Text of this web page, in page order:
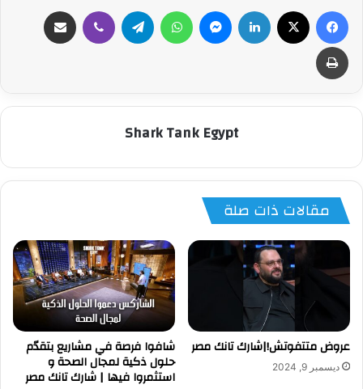
فيسبوك لينكدإن ماسنجر واتساب تيلقرام ڤايبر
طباعة
Shark Tank Egypt
مقالات ذات صلة
عروض متتفوتش!|شارك تانك مصر
ديسمبر 9, 2024
شافوا فرصة في مشاريع بتقدّم
حلول ذكية لمجال الصحة و
استثمروا فيها | شارك تانك مصر